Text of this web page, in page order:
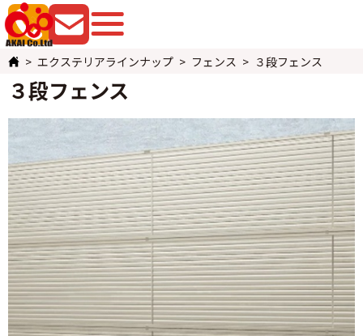
エクステリアラインナップ フェンス ３段フェンス
３段フェンス